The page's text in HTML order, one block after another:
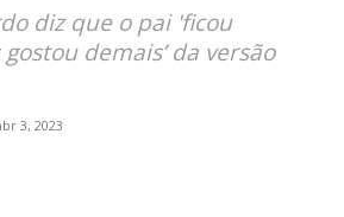
diz que o pai 'ficou
demais’ da versão
3, 2023